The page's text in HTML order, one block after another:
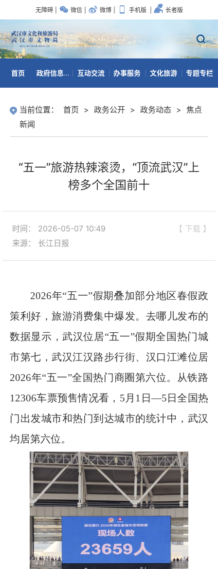
无障碍 微信 微博 手机版 长者版
首页 政府信息公开 互动交流 办事服务 文化旅游 专题专栏
当前位置： 首页 > 政务公开 > 政务动态 > 焦点
新闻
“五一”旅游热辣滚烫，“顶流武汉”上
榜多个全国前十
【 下载 】
时间： 2026-05-07 10:49
来源： 长江日报
2026年“五一”假期叠加部分地区春假政
策利好，旅游消费集中爆发。去哪儿发布的
数据显示，武汉位居“五一”假期全国热门城
市第七，武汉江汉路步行街、汉口江滩位居
2026年“五一”全国热门商圈第六位。从铁路
12306车票预售情况看，5月1日—5日全国热
门出发城市和热门到达城市的统计中，武汉
均居第六位。